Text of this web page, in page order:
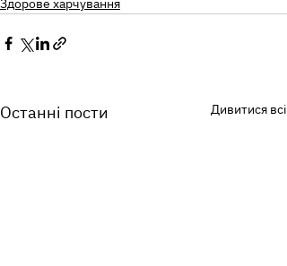
Здорове харчування
Останні пости Дивитися всі